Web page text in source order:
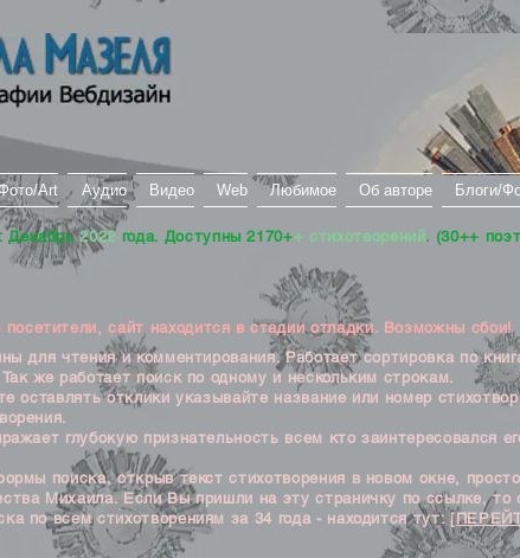
Art Аудио Видео Web Любимое Об авторе Блоги/
Декабрь2022 года. Доступны 2170++ стихотворений. (30++
сайт находится в стадии отладки. Возможны сбои!
для чтения и комментирования. Работает сортировка по
же работает поиск по одному и нескольким строкам.
оставлять отклики указывайте название или номер
глубокую признательность всем кто заинтересовался
поиска, открыв текст стихотворения в новом окне,
Михаила. Если Вы пришли на эту страничку по ссылке, то
по всем стихотворениям за 34 года - находится тут: